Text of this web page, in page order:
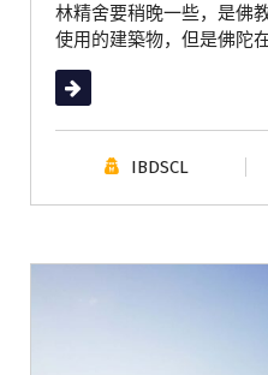
林精舍要稍晚一些，是佛
使用的建築物，但是佛陀
Read More
IBDSCL